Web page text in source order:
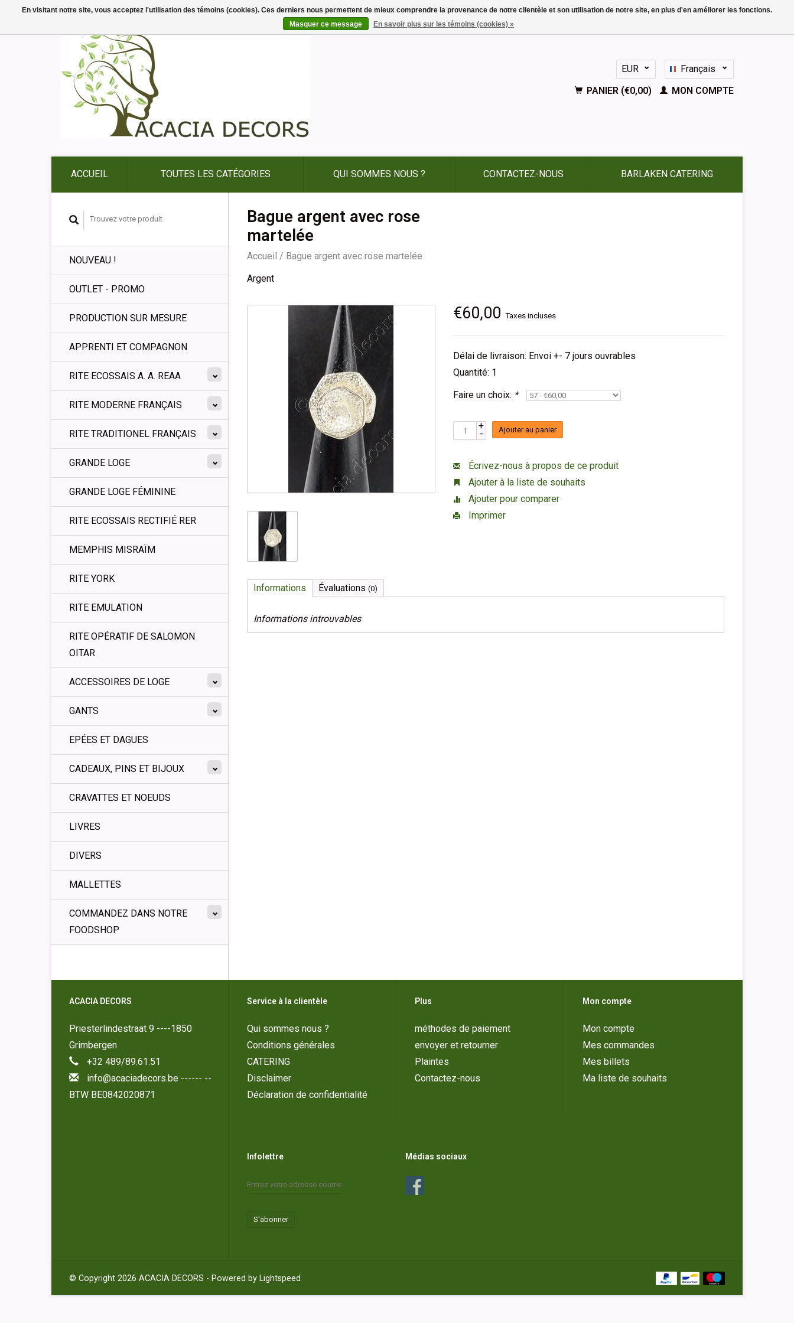
EUR
GBP
Français
Nederlands
Deutsch
PANIER (€0,00) MON COMPTE
ACCUEIL TOUTES LES CATÉGORIES QUI SOMMES NOUS ? CONTACTEZ-NOUS BARLAKEN CATERING
NOUVEAU !
OUTLET - PROMO
PRODUCTION SUR MESURE
APPRENTI ET COMPAGNON
RITE ECOSSAIS A. A. REAA
RITE MODERNE FRANÇAIS
RITE TRADITIONEL FRANÇAIS
GRANDE LOGE
GRANDE LOGE FÉMININE
RITE ECOSSAIS RECTIFIÉ RER
MEMPHIS MISRAÏM
RITE YORK
RITE EMULATION
RITE OPÉRATIF DE SALOMON
OITAR
ACCESSOIRES DE LOGE
GANTS
EPÉES ET DAGUES
CADEAUX, PINS ET BIJOUX
CRAVATTES ET NOEUDS
LIVRES
DIVERS
MALLETTES
COMMANDEZ DANS NOTRE
FOODSHOP
Bague argent avec rose
martelée
Accueil / Bague argent avec rose martelée
Argent
€60,00Taxes incluses
Délai de livraison: Envoi +- 7 jours ouvrables
Quantité: 1
Faire un choix: *
+
- Ajouter au panier
Écrivez-nous à propos de ce produit
Ajouter à la liste de souhaits
Ajouter pour comparer
Imprimer
Informations Évaluations (0)
Informations introuvables
ACACIA DECORS
Priesterlindestraat 9 ----1850
Grimbergen
+32 489/89.61.51
info@acaciadecors.be ------ --
BTW BE0842020871
Service à la clientèle
Qui sommes nous ?
Conditions générales
CATERING
Disclaimer
Déclaration de confidentialité
Plus
méthodes de paiement
envoyer et retourner
Plaintes
Contactez-nous
Mon compte
Mon compte
Mes commandes
Mes billets
Ma liste de souhaits
Infolettre
S'abonner
Médias sociaux
© Copyright 2026 ACACIA DECORS - Powered by Lightspeed
En visitant notre site, vous acceptez l'utilisation des témoins (cookies). Ces derniers nous permettent de mieux comprendre la provenance de notre clientèle et son utilisation de notre site, en plus d'en améliorer les fonctions.
Masquer ce message
En savoir plus sur les témoins (cookies) »